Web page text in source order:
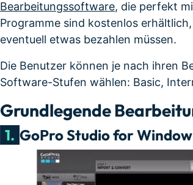
Bearbeitungssoftware, die perfekt
Programme sind kostenlos
eventuell etwas bezahlen müssen.
Die Benutzer können je nach ihren
Software-Stufen wählen: Basic,
Grundlegende
1. GoPro Studio for